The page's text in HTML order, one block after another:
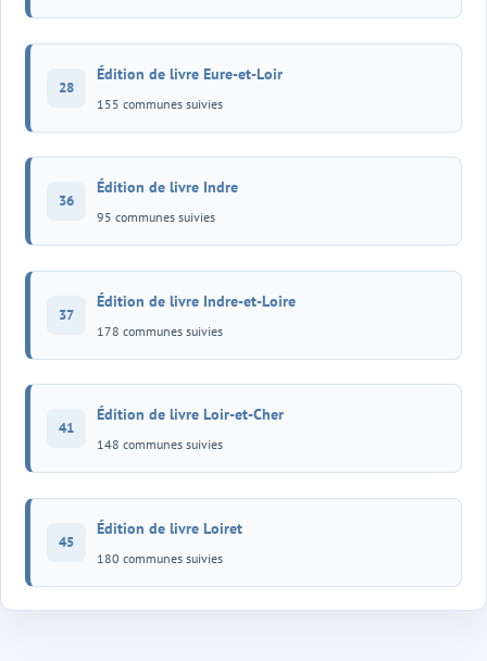
28
Édition de livre Eure-et-Loir
155 communes suivies
36
Édition de livre Indre
95 communes suivies
37
Édition de livre Indre-et-Loire
178 communes suivies
41
Édition de livre Loir-et-Cher
148 communes suivies
45
Édition de livre Loiret
180 communes suivies